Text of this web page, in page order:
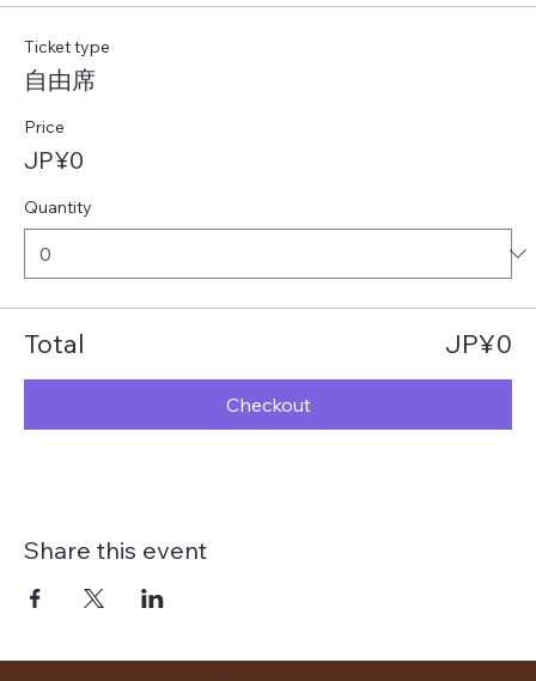
Ticket type
自由席
Price
JP¥0
Quantity
Total JP¥0
Checkout
Share this event